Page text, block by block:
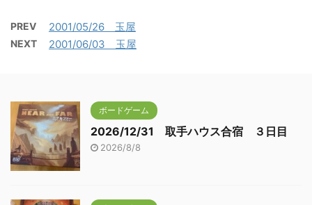
PREV 2001/05/26 玉屋
NEXT 2001/06/03 玉屋
ボードゲーム
2026/12/31 取手ハウス合宿 ３日目
2026/8/8